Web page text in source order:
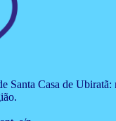
Santa Casa de Ubiratã: